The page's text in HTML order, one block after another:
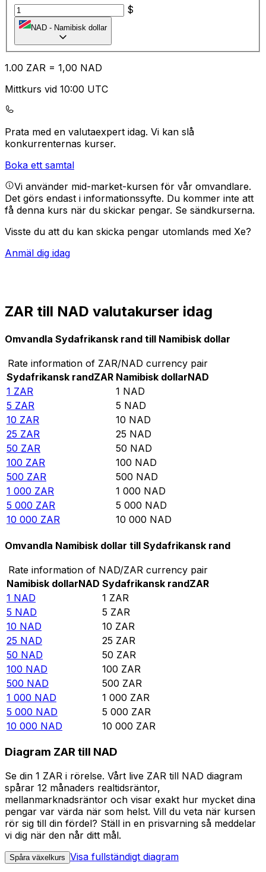
$
NAD - Namibisk dollar
1.00 ZAR = 1,00 NAD
Mittkurs vid 10:00 UTC
Prata med en valutaexpert idag. Vi kan slå
konkurrenternas kurser.
Boka ett samtal
Vi använder mid-market-kursen för vår omvandlare.
Det görs endast i informationssyfte. Du kommer inte att
få denna kurs när du skickar pengar. Se sändkurserna.
Visste du att du kan skicka pengar utomlands med Xe?
Anmäl dig idag
ZAR till NAD valutakurser idag
Omvandla Sydafrikansk rand till Namibisk dollar
Rate information of ZAR/NAD currency pair
Sydafrikansk randZAR Namibisk dollarNAD
1 ZAR 1 NAD
5 ZAR 5 NAD
10 ZAR 10 NAD
25 ZAR 25 NAD
50 ZAR 50 NAD
100 ZAR 100 NAD
500 ZAR 500 NAD
1 000 ZAR 1 000 NAD
5 000 ZAR 5 000 NAD
10 000 ZAR 10 000 NAD
Omvandla Namibisk dollar till Sydafrikansk rand
Rate information of NAD/ZAR currency pair
Namibisk dollarNAD Sydafrikansk randZAR
1 NAD 1 ZAR
5 NAD 5 ZAR
10 NAD 10 ZAR
25 NAD 25 ZAR
50 NAD 50 ZAR
100 NAD 100 ZAR
500 NAD 500 ZAR
1 000 NAD 1 000 ZAR
5 000 NAD 5 000 ZAR
10 000 NAD 10 000 ZAR
Diagram ZAR till NAD
Se din 1 ZAR i rörelse. Vårt live ZAR till NAD diagram
spårar 12 månaders realtidsräntor,
mellanmarknadsräntor och visar exakt hur mycket dina
pengar var värda när som helst. Vill du veta när kursen
rör sig till din fördel? Ställ in en prisvarning så meddelar
vi dig när den når ditt mål.
Spåra växelkurs Visa fullständigt diagram